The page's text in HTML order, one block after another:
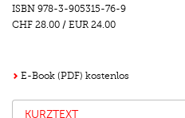
ISBN 978-3-905315-76-9
CHF 28.00 / EUR 24.00
E-Book (PDF) kostenlos
KURZTEXT